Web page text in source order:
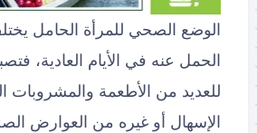
الوضع الصحي للمرأة الحامل
الحمل عنه في الأيام العادية،
للعديد من الأطعمة والمشروبات
الإسهال أو غيره من العوارض